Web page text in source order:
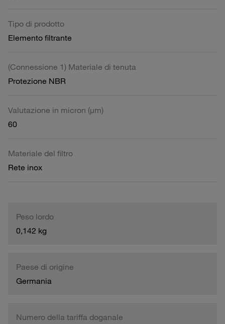
Tipo di prodotto
Elemento filtrante
(Connessione 1) Materiale di tenuta
Protezione NBR
Valutazione in micron (µm)
60
Materiale del filtro
Rete inox
Peso lordo
0,142 kg
Paese di origine
Germania
Numero della tariffa doganale